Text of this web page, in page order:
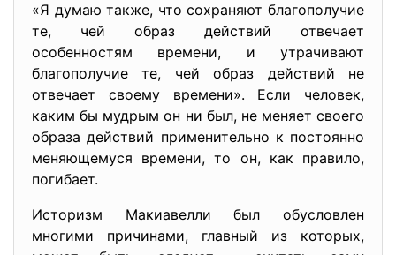
«Я думаю также, что сохраняют благополучие
те, чей образ действий отвечает
особенностям времени, и утрачивают
благополучие те, чей образ действий не
отвечает своему времени». Если человек,
каким бы мудрым он ни был, не меняет своего
образа действий применительно к постоянно
меняющемуся времени, то он, как правило,
погибает.
Историзм Макиавелли был обусловлен
многими причинами, главный из которых,